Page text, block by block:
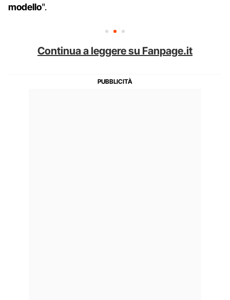
modello".
Continua a leggere su Fanpage.it